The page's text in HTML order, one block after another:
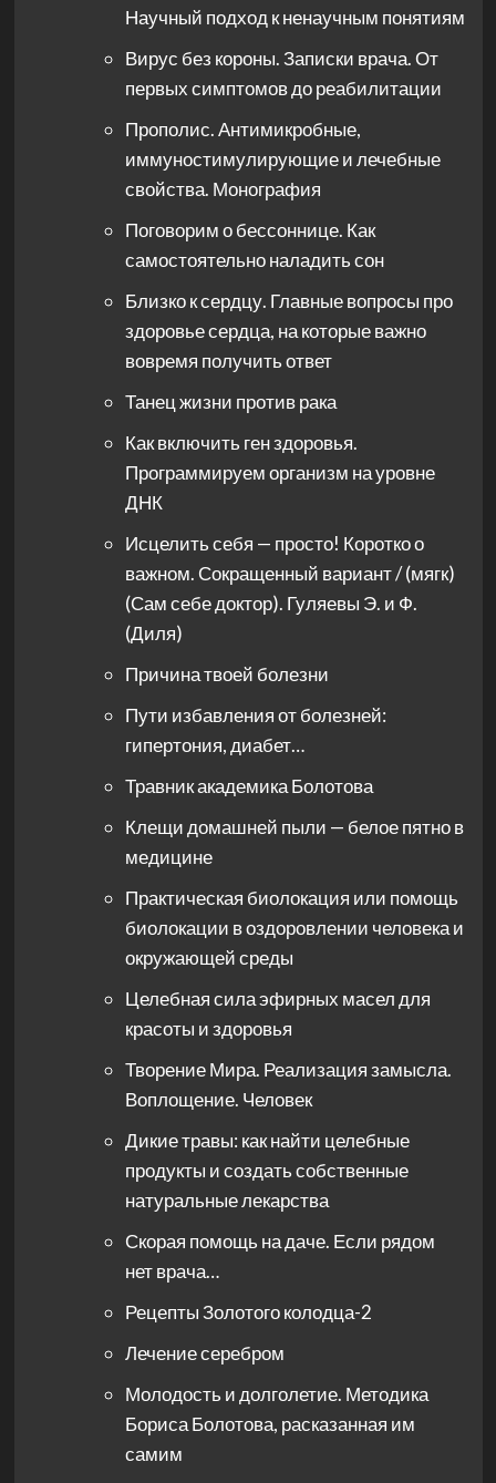
Научный подход к ненаучным понятиям
Вирус без короны. Записки врача. От
первых симптомов до реабилитации
Прополис. Антимикробные,
иммуностимулирующие и лечебные
свойства. Монография
Поговорим о бессоннице. Как
самостоятельно наладить сон
Близко к сердцу. Главные вопросы про
здоровье сердца, на которые важно
вовремя получить ответ
Танец жизни против рака
Как включить ген здоровья.
Программируем организм на уровне
ДНК
Исцелить себя — просто! Коротко о
важном. Сокращенный вариант / (мягк)
(Сам себе доктор). Гуляевы Э. и Ф.
(Диля)
Причина твоей болезни
Пути избавления от болезней:
гипертония, диабет…
Травник академика Болотова
Клещи домашней пыли — белое пятно в
медицине
Практическая биолокация или помощь
биолокации в оздоровлении человека и
окружающей среды
Целебная сила эфирных масел для
красоты и здоровья
Творение Мира. Реализация замысла.
Воплощение. Человек
Дикие травы: как найти целебные
продукты и создать собственные
натуральные лекарства
Скорая помощь на даче. Если рядом
нет врача…
Рецепты Золотого колодца-2
Лечение серебром
Молодость и долголетие. Методика
Бориса Болотова, расказанная им
самим